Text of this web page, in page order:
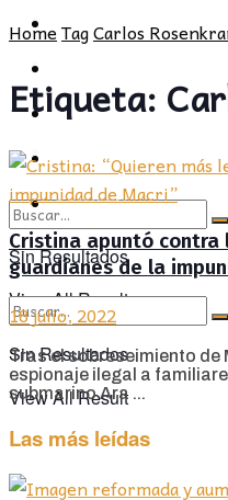
POLÍTICA
CULTURA
OPINIÓN
Sin Resultados
View All Result
PROVINCIA
SOCIEDAD
CULTURA
OPINIÓN
Sin Resultados
View All Result
HomeTagCarlos
Etiqueta:
Cristina apuntó contra
guardianes de la
18 julio, 2022
Tras el sobreseimiento de
espionaje ilegal a
submarino Ara ...
Las más leídas